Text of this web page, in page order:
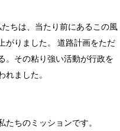
ちは、当たり前にあるこの風
がりました。 道路計画をただ
。その粘り強い活動が行政を
ました。
ちのミッションです。